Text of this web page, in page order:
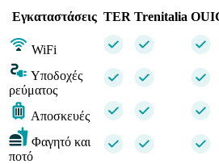
Εγκαταστάσεις TER Trenitalia
WiFi
Υποδοχές
ρεύματος
Αποσκευές
Φαγητό και
ποτό